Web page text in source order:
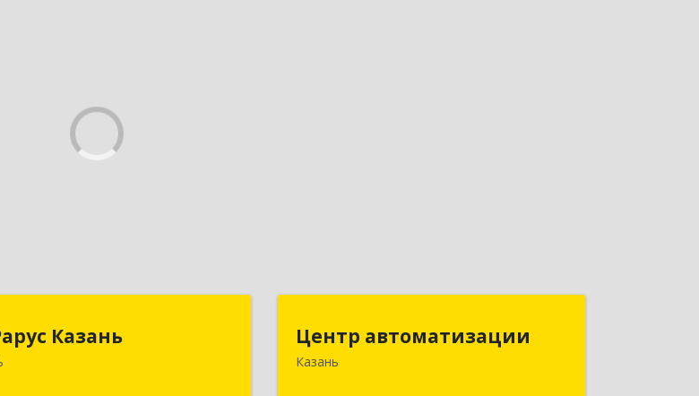
Казань
Татарстан Респ, Казань г,
Центр автоматизации
Казань420133, Татарстан Респ, Казань г,